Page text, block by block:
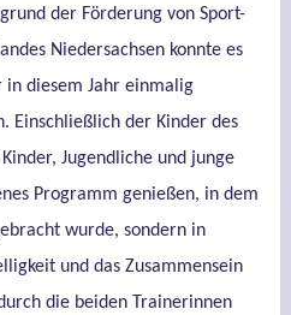
der Förderung von Sport-
Niedersachsen konnte es
diesem Jahr einmalig
Einschließlich der Kinder des
Jugendliche und junge
Programm genießen, in dem
wurde, sondern in
und das Zusammensein
die beiden Trainerinnen